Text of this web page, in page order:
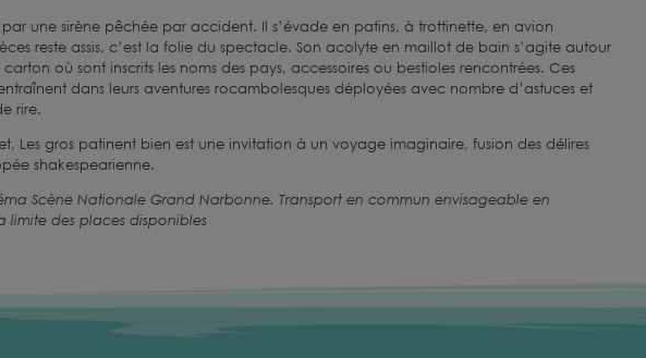
une sirène pêchée par accident. Il s’évade en patins, à trottinette, en avion
reste assis, c’est la folie du spectacle. Son acolyte en maillot de bain s’agite autour
où sont inscrits les noms des pays, accessoires ou bestioles rencontrées. Ces
dans leurs aventures rocambolesques déployées avec nombre d’astuces et
rire.
Les gros patinent bien est une invitation à un voyage imaginaire, fusion des délires
shakespearienne.
Scène Nationale Grand Narbonne. Transport en commun envisageable en
limite des places disponibles